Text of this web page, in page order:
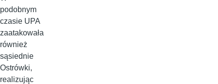
podobnym
czasie UPA
zaatakowała
również
sąsiednie
Ostrówki,
realizując